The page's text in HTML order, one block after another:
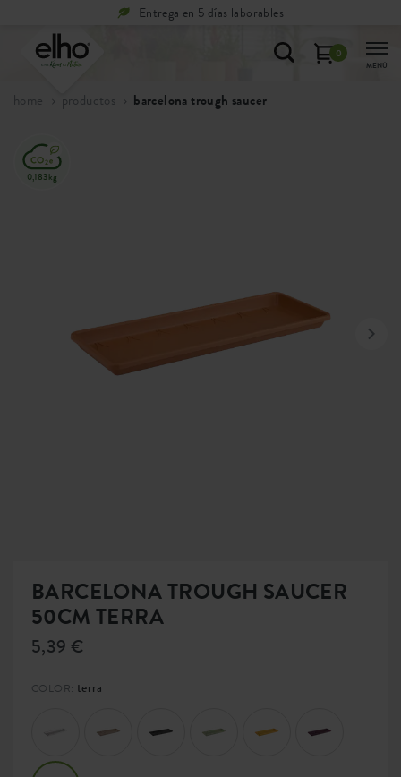
Entrega en 5 días laborables
0
MENÚ
home productos barcelona trough saucer
BARCELONA TROUGH SAUCER
50CM TERRA
5,39 €
COLOR: terra
0,183kg